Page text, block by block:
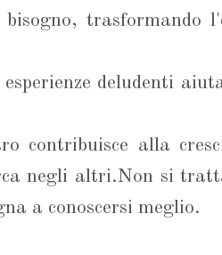
trasformando
deludenti
contribuisce alla
negli altri.Non si
a conoscersi meglio.